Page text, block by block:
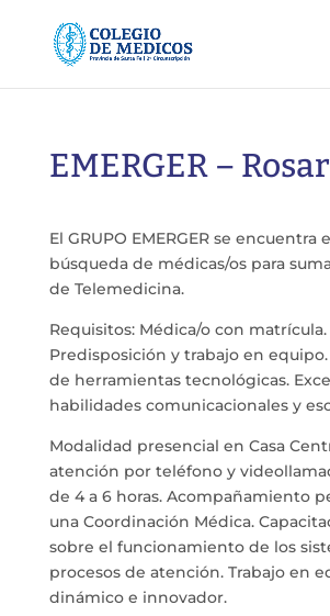
EMERGER –
El GRUPO EMERGER se encuentra
búsqueda de médicas/os para
de Telemedicina.
Requisitos: Médica/o con matrícula.
Predisposición y trabajo en
de herramientas tecnológicas.
habilidades comunicacionales y
Modalidad presencial en Casa
atención por teléfono y
de 4 a 6 horas. Acompañamiento
una Coordinación Médica.
sobre el funcionamiento de los
procesos de atención. Trabajo en
dinámico e innovador.